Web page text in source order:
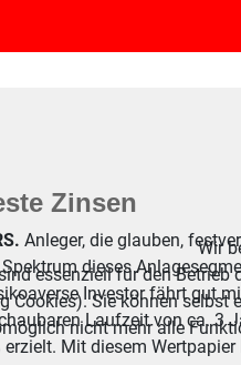
Zinsen
Anleger, die glauben,
dieses
Investor fährt gut
Laufzeit von ca. 3
erzielt. Mit diesem
Wir
essenziell für den Betrieb
Sie können selbst
nicht mehr alle